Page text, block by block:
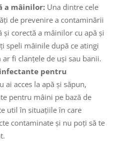
a mâinilor:Una dintre cele
de prevenire a contaminării
și corectă a mâinilor cu apă și
speli mâinile după ce atingi
fi clanțele de uși sau banii.
pentru
ai acces la apă și săpun,
pentru mâini pe bază de
util în situațiile în care
contaminate și nu poți să te